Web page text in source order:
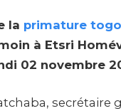
la primature
à Etsri
02 novembre
secrétaire